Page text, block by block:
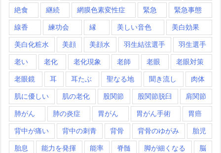
絶食 継続 網膜色素変性症 緊急 緊急事態
線香 練功会 縁 美しい音色 美白効果
美白化粧水 美顔 美顔水 羽生結弦選手 羽生選手
老い 老化 老化現象 老師 老眼 老眼対策
老眼鏡 耳 耳たぶ 聖なる地 聞き流し 肉体
肌に優しい 肌の老化 股関節 股関節脱臼 肩関節
肺がん 肺の炎症 胃がん 胃がん手術 胃癌
背中が痛い 背中の刺青 背骨 背骨のゆがみ 胎児
胎息 能力を発揮 能率 脊髄 脚が細くなる 脳